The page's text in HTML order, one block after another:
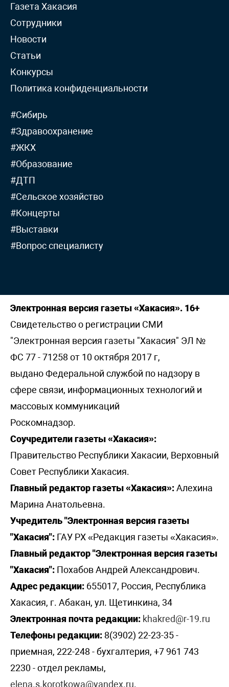
Газета Хакасия
Сотрудники
Новости
Статьи
Конкурсы
Политика конфиденциальности
#Сибирь
#Здравоохранение
#ЖКХ
#Образование
#ДТП
#Сельское хозяйство
#Концерты
#Выставки
#Вопрос специалисту
Электронная версия газеты «Хакасия». 16+
Свидетельство о регистрации СМИ
"Электронная версия газеты "Хакасия" ЭЛ №
ФС 77 - 71258 от 10 октября 2017 г,
выдано Федеральной службой по надзору в
сфере связи, информационных технологий и
массовых коммуникаций
Роскомнадзор.
Соучредители газеты «Хакасия»:
Правительство Республики Хакасии, Верховный
Совет Республики Хакасия.
Главный редактор газеты «Хакасия»:Алехина
Марина Анатольевна.
Учредитель "Электронная версия газеты
"Хакасия": ГАУ РХ «Редакция газеты «Хакасия».
Главный редактор "Электронная версия газеты
"Хакасия": Похабов Андрей Александрович.
Адрес редакции: 655017, Россия, Республика
Хакасия, г. Абакан, ул. Щетинкина, 34
Электронная почта редакции: khakred@r-19.ru
Телефоны редакции: 8(3902) 22-23-35 -
приемная, 222-248 - бухгалтерия, +7 961 743
2230 - отдел рекламы,
elena.s.korotkowa@yandex.ru.